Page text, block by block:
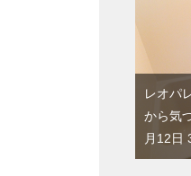
レオパ
から気
月12日